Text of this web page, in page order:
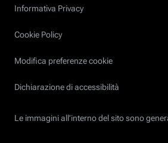
Informativa Privacy
Cookie Policy
Modifica preferenze cookie
Dichiarazione di accessibilità
Le immagini all’interno del sito sono